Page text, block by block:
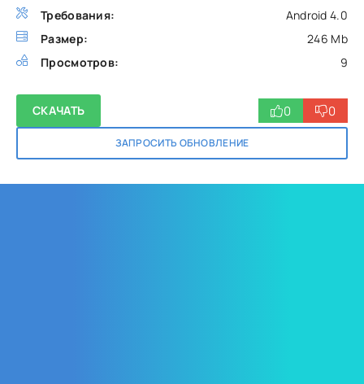
Требования:
Android 4.0
Размер:
246 Mb
Просмотров:
9
СКАЧАТЬ
ЗАПРОСИТЬ ОБНОВЛЕНИЕ
0 0